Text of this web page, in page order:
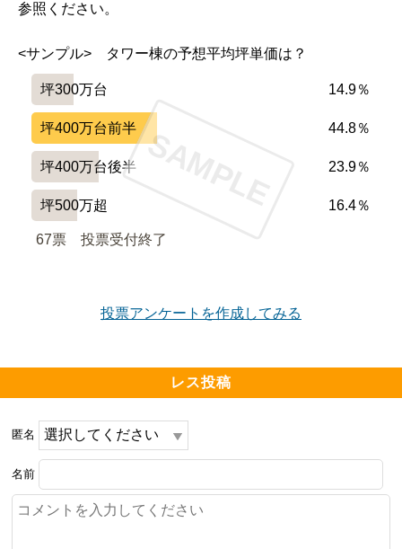
参照ください。
<サンプル>　タワー棟の予想平均坪単価は？
坪300万台 14.9％
坪400万台前半 44.8％
坪400万台後半 23.9％
坪500万超 16.4％
67票 投票受付終了
SAMPLE
投票アンケートを作成してみる
レス投稿
匿名
名前